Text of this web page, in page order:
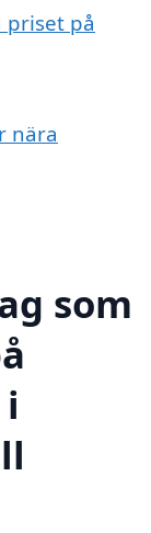
priset på
nära
som